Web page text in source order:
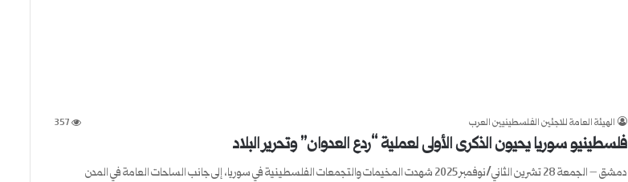
الهيئة العامة للاجئين الفلسطينيين العرب 357
فلسطينيو سوريا يحيون الذكرى الأولى لعملية “ردع العدوان” وتحرير البلاد
دمشق – الجمعة 28 تشرين الثاني/نوفمبر 2025 شهدت المخيمات والتجمعات الفلسطينية في سوريا، إلى جانب الساحات العامة في المدن